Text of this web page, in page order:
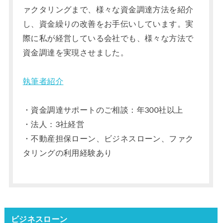
ァクタリングまで、様々な資金調達方法を紹介
し、資金繰りの改善をお手伝いしています。実
際に私が経営している会社でも、様々な方法で
資金調達を実現させました。
執筆者紹介
・資金調達サポートのご相談：年300社以上
・法人：3社経営
・不動産担保ローン、ビジネスローン、ファク
タリングの利用経験あり
ビジネスローン